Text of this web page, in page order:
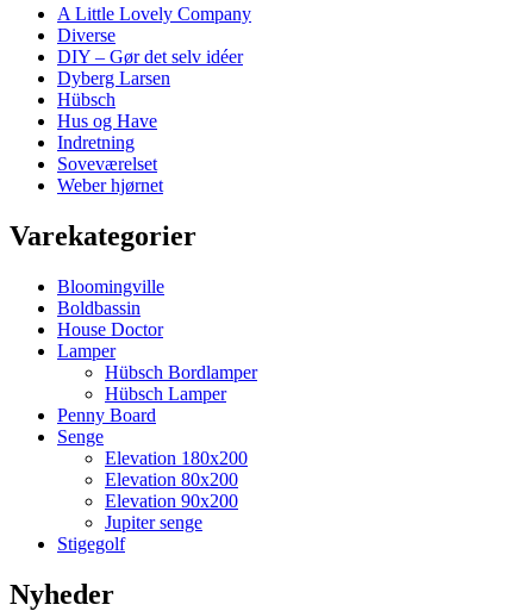
A Little Lovely Company
Diverse
DIY – Gør det selv idéer
Dyberg Larsen
Hübsch
Hus og Have
Indretning
Soveværelset
Weber hjørnet
Varekategorier
Bloomingville
Boldbassin
House Doctor
Lamper
Hübsch Bordlamper
Hübsch Lamper
Penny Board
Senge
Elevation 180x200
Elevation 80x200
Elevation 90x200
Jupiter senge
Stigegolf
Nyheder